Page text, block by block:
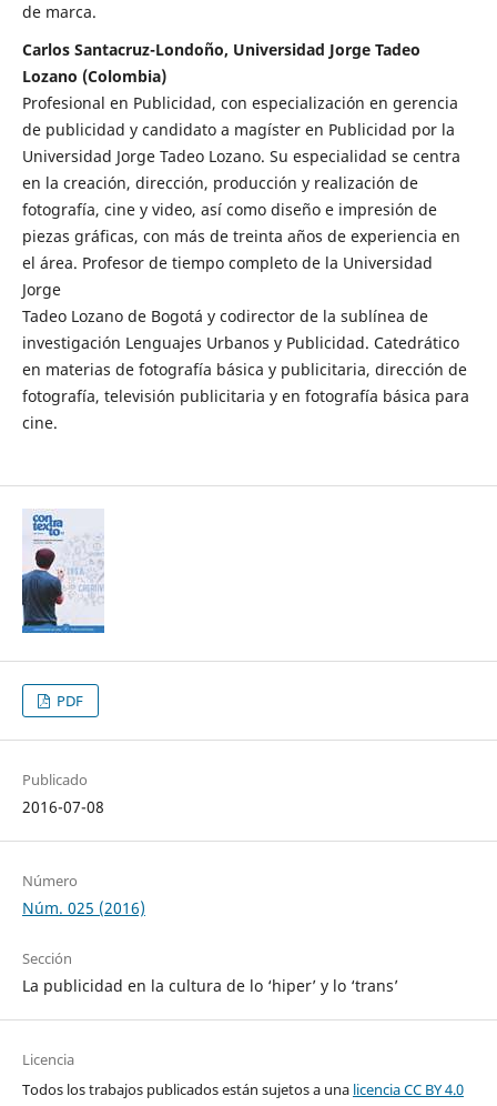
de marca.
Carlos Santacruz-Londoño, Universidad Jorge Tadeo
Lozano (Colombia)
Profesional en Publicidad, con especialización en gerencia
de publicidad y candidato a magíster en Publicidad por la
Universidad Jorge Tadeo Lozano. Su especialidad se centra
en la creación, dirección, producción y realización de
fotografía, cine y video, así como diseño e impresión de
piezas gráficas, con más de treinta años de experiencia en
el área. Profesor de tiempo completo de la Universidad
Jorge
Tadeo Lozano de Bogotá y codirector de la sublínea de
investigación Lenguajes Urbanos y Publicidad. Catedrático
en materias de fotografía básica y publicitaria, dirección de
fotografía, televisión publicitaria y en fotografía básica para
cine.
PDF
Publicado
2016-07-08
Número
Núm. 025 (2016)
Sección
La publicidad en la cultura de lo ‘hiper’ y lo ‘trans’
Licencia
Todos los trabajos publicados están sujetos a una licencia CC BY 4.0